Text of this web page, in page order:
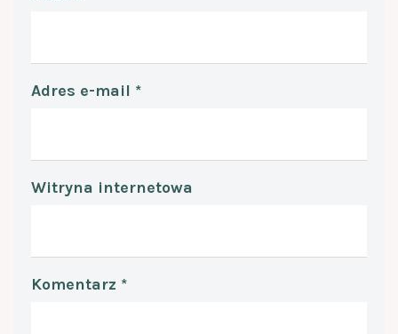
Adres e-mail *
Witryna internetowa
Komentarz *